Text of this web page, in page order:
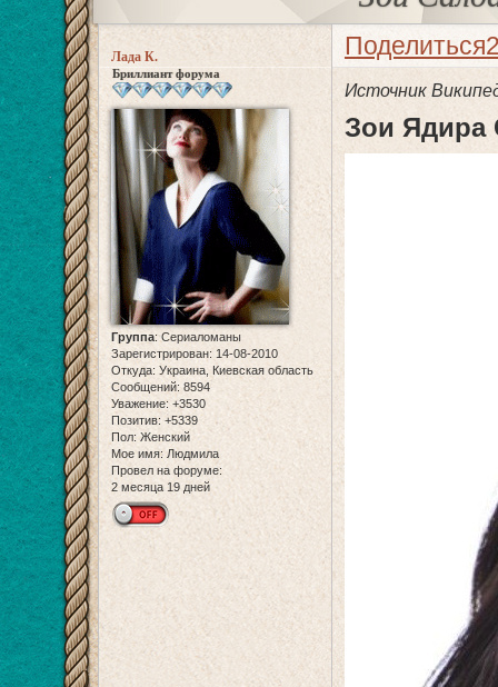
Поделиться
Лада К.
Бриллиант форума
Группа:Сериаломаны
Зарегистрирован: 14-08-2010
Откуда: Украина, Киевская область
Сообщений: 8594
Уважение: +3530
Позитив: +5339
Пол: Женский
Мое имя: Людмила
Провел на форуме:
2 месяца 19 дней
Источник
Зои Ядира